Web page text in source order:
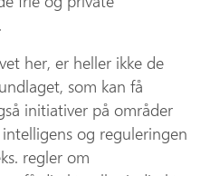
her, er heller ikke de
som kan få
initiativer på områder
og reguleringen
regler om